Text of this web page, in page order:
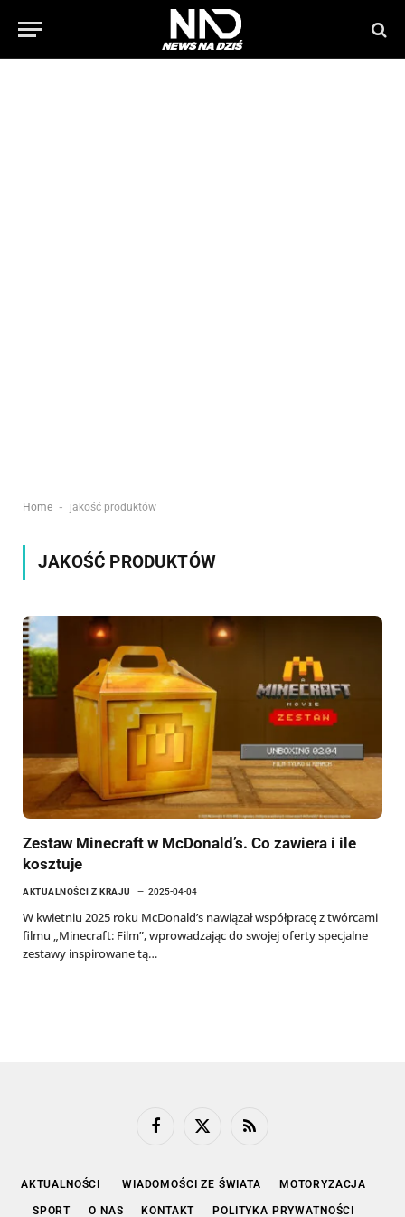
Home - jakość produktów
JAKOŚĆ PRODUKTÓW
Zestaw Minecraft w McDonald’s. Co zawiera i ile
kosztuje
AKTUALNOŚCI Z KRAJU 2025-04-04
W kwietniu 2025 roku McDonald’s nawiązał współpracę z twórcami
filmu „Minecraft: Film”, wprowadzając do swojej oferty specjalne
zestawy inspirowane tą…
FacebookX
RSS
AKTUALNOŚCI WIADOMOŚCI ZE ŚWIATA MOTORYZACJA
SPORT O NAS KONTAKT POLITYKA PRYWATNOŚCI